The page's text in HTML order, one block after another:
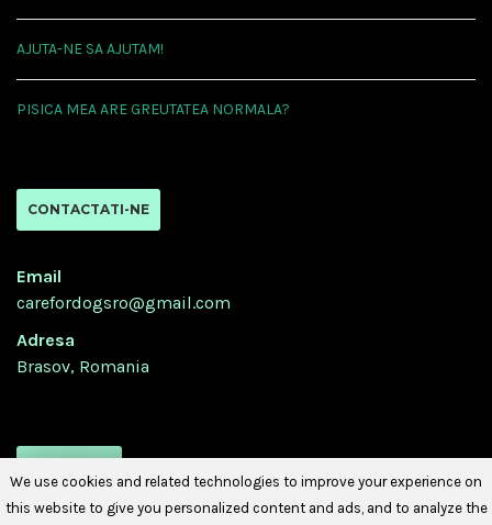
AJUTA-NE SA AJUTAM!
PISICA MEA ARE GREUTATEA NORMALA?
CONTACTATI-NE
Email
carefordogsro@gmail.com
Adresa
Brasov, Romania
We use cookies and related technologies to improve your experience on
this website to give you personalized content and ads, and to analyze the